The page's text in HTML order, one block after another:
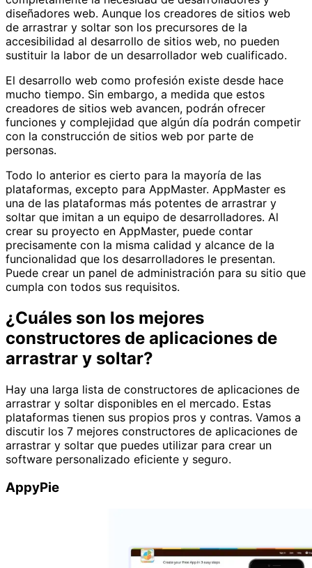
diseñadores web. Aunque los creadores de sitios web
de arrastrar y soltar son los precursores de la
accesibilidad al desarrollo de sitios web, no pueden
sustituir la labor de un desarrollador web cualificado.
El desarrollo web como profesión existe desde hace
mucho tiempo. Sin embargo, a medida que estos
creadores de sitios web avancen, podrán ofrecer
funciones y complejidad que algún día podrán competir
con la construcción de sitios web por parte de
personas.
Todo lo anterior es cierto para la mayoría de las
plataformas, excepto para AppMaster. AppMaster es
una de las plataformas más potentes de arrastrar y
soltar que imitan a un equipo de desarrolladores. Al
crear su proyecto en AppMaster, puede contar
precisamente con la misma calidad y alcance de la
funcionalidad que los desarrolladores le presentan.
Puede crear un panel de administración para su sitio que
cumpla con todos sus requisitos.
¿Cuáles son los mejores
constructores de aplicaciones de
arrastrar y soltar?
Hay una larga lista de constructores de aplicaciones de
arrastrar y soltar disponibles en el mercado. Estas
plataformas tienen sus propios pros y contras. Vamos a
discutir los 7 mejores constructores de aplicaciones de
arrastrar y soltar que puedes utilizar para crear un
software personalizado eficiente y seguro.
AppyPie